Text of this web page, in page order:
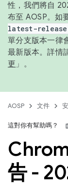
性，我們將自
布至 AOSP。如
latest-release
單分支版本一律
最新版本。詳情
更 」。
AOSP 文件
這對你有幫助嗎？
告 -